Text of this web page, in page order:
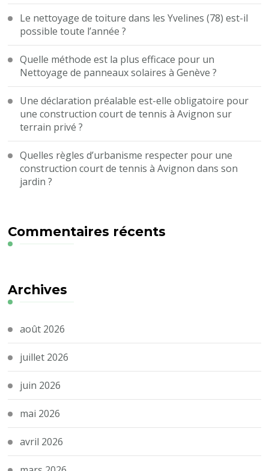
Le nettoyage de toiture dans les Yvelines (78) est-il
possible toute l’année ?
Quelle méthode est la plus efficace pour un
Nettoyage de panneaux solaires à Genève ?
Une déclaration préalable est-elle obligatoire pour
une construction court de tennis à Avignon sur
terrain privé ?
Quelles règles d’urbanisme respecter pour une
construction court de tennis à Avignon dans son
jardin ?
Commentaires récents
Archives
août 2026
juillet 2026
juin 2026
mai 2026
avril 2026